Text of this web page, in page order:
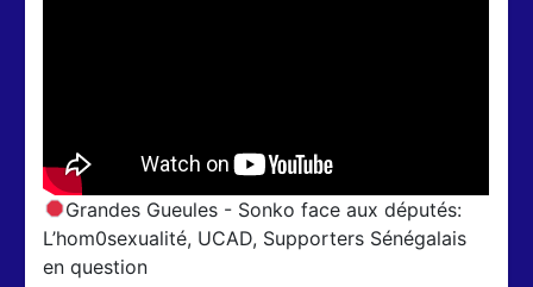
Grandes Gueules - Sonko face aux députés:
L’hom0sexualité, UCAD, Supporters Sénégalais
en question